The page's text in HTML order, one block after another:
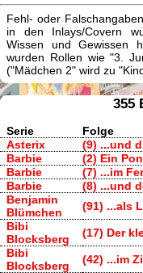
Fehl- oder
in den Inlays/Covern
Wissen und Gewissen
wurden Rollen wie "3.
("Mädchen 2" wird zu
355
Serie Folge
Asterix
(9) ...und
Barbie
(2) Ein
Barbie
(7) ...im
Barbie
(8) ...und
Benjamin
Blümchen
(91) ...als
Bibi
Blocksberg
(17) Der
Bibi
Blocksberg
(42) ...im